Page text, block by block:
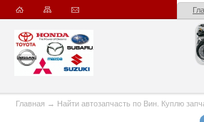
Главная → Найти автозапчасть по Вин. Куплю